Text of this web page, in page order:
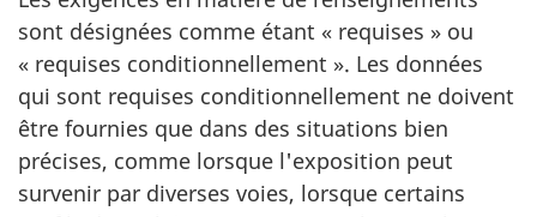
sont désignées comme étant « requises » ou
« requises conditionnellement ». Les données
qui sont requises conditionnellement ne doivent
être fournies que dans des situations bien
précises, comme lorsque l'exposition peut
survenir par diverses voies, lorsque certains